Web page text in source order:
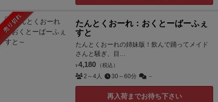
売り切れ
たんとくおーれ：おくとーばーふぇ
すと
たんとくおーれの姉妹版！飲んで踊ってメイド
さんと騒ぎ、目...
¥ 4,180 （税込）
2～4人 30～60分 －
再入荷までお待ち下さい